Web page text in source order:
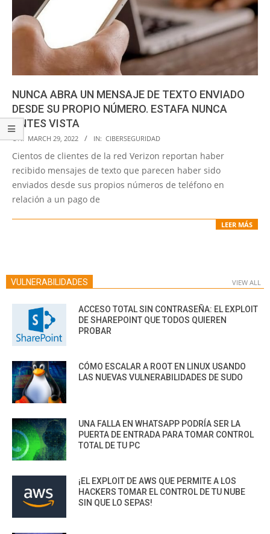
NUNCA ABRA UN MENSAJE DE TEXTO ENVIADO
DESDE SU PROPIO NÚMERO. ESTAFA NUNCA
ANTES VISTA
2022-
03-
29
ON: MARCH 29, 2022 IN: CIBERSEGURIDAD
Cientos de clientes de la red Verizon reportan haber
recibido mensajes de texto que parecen haber sido
enviados desde sus propios números de teléfono en
relación a un pago de
LEER MÁS
VULNERABILIDADES VIEW ALL
ACCESO TOTAL SIN CONTRASEÑA: EL EXPLOIT
DE SHAREPOINT QUE TODOS QUIEREN
PROBAR
CÓMO ESCALAR A ROOT EN LINUX USANDO
LAS NUEVAS VULNERABILIDADES DE SUDO
UNA FALLA EN WHATSAPP PODRÍA SER LA
PUERTA DE ENTRADA PARA TOMAR CONTROL
TOTAL DE TU PC
¡EL EXPLOIT DE AWS QUE PERMITE A LOS
HACKERS TOMAR EL CONTROL DE TU NUBE
SIN QUE LO SEPAS!